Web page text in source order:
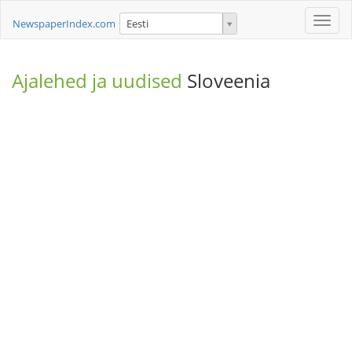
Toggle
NewspaperIndex.com Eesti
Ajalehed ja uudised Sloveenia